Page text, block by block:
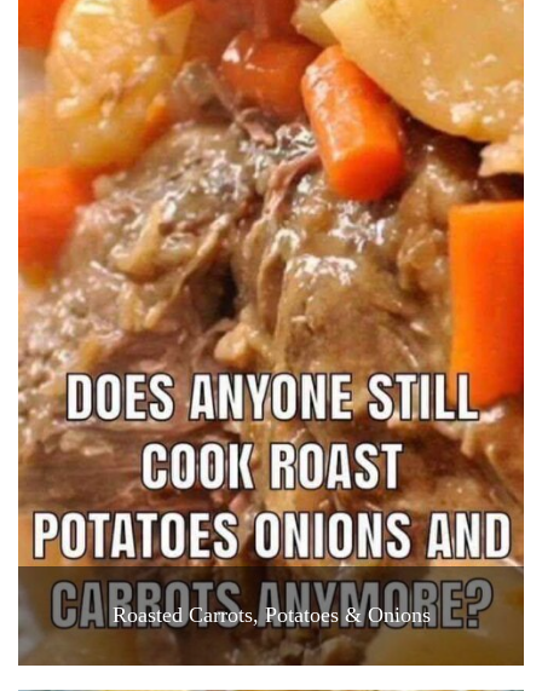
Roasted Carrots, Potatoes & Onions